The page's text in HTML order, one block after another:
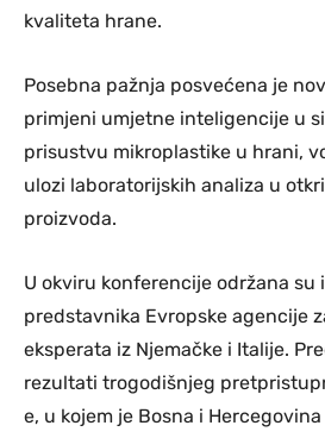
kvaliteta hrane.
Posebna pažnja posvećena je
primjeni umjetne inteligencije u
prisustvu mikroplastike u hrani,
ulozi laboratorijskih analiza u
proizvoda.
U okviru konferencije održana
predstavnika Evropske agencije
eksperata iz Njemačke i Italije.
rezultati trogodišnjeg
e, u kojem je Bosna i